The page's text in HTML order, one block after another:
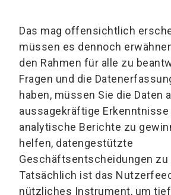
Das mag offensichtlich
müssen es dennoch
den Rahmen für alle zu
Fragen und die
haben, müssen Sie die Daten
aussagekräftige Erkenntnisse
analytische Berichte zu
helfen, datengestützte
Geschäftsentscheidungen
Tatsächlich ist das
nützliches Instrument, um